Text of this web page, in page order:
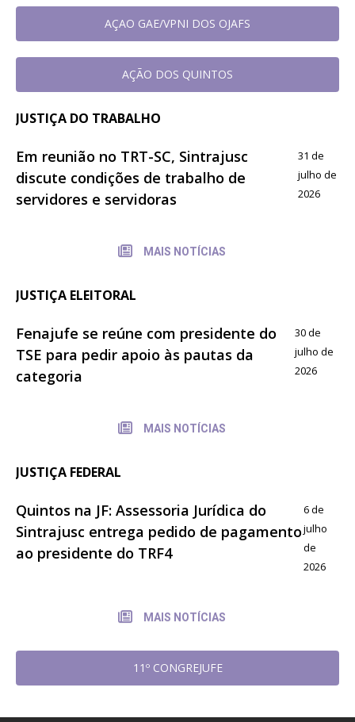
AÇAO GAE/VPNI DOS OJAFS
AÇÃO DOS QUINTOS
JUSTIÇA DO TRABALHO
Em reunião no TRT-SC, Sintrajusc
discute condições de trabalho de
servidores e servidoras
31 de
julho de
2026
MAIS NOTÍCIAS
JUSTIÇA ELEITORAL
Fenajufe se reúne com presidente do
TSE para pedir apoio às pautas da
categoria
30 de
julho de
2026
MAIS NOTÍCIAS
JUSTIÇA FEDERAL
Quintos na JF: Assessoria Jurídica do
Sintrajusc entrega pedido de pagamento
ao presidente do TRF4
6 de
julho
de
2026
MAIS NOTÍCIAS
11º CONGREJUFE